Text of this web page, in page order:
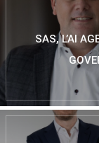
SAS, L’AI